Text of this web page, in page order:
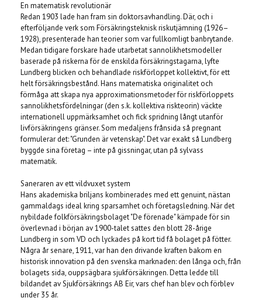
En matematisk revolutionär
Redan 1903 lade han fram sin doktorsavhandling. Där, och i
efterföljande verk som Försäkringsteknisk riskutjämning (1926–
1928), presenterade han teorier som var fullkomligt banbrytande.
Medan tidigare forskare hade utarbetat sannolikhetsmodeller
baserade på riskerna för de enskilda försäkringstagarna, lyfte
Lundberg blicken och behandlade riskförloppet kollektivt, för ett
helt försäkringsbestånd. Hans matematiska originalitet och
förmåga att skapa nya approximationsmetoder för riskförloppets
sannolikhetsfördelningar (den s.k. kollektiva riskteorin) väckte
internationell uppmärksamhet och fick spridning långt utanför
livförsäkringens gränser. Som medaljens frånsida så pregnant
formulerar det: "Grunden är vetenskap". Det var exakt så Lundberg
byggde sina företag – inte på gissningar, utan på sylvass
matematik.
Saneraren av ett vildvuxet system
Hans akademiska briljans kombinerades med ett genuint, nästan
gammaldags ideal kring sparsamhet och företagsledning. När det
nybildade folkförsäkringsbolaget "De förenade" kämpade för sin
överlevnad i början av 1900-talet sattes den blott 28-årige
Lundberg in som VD och lyckades på kort tid få bolaget på fötter.
Några år senare, 1911, var han den drivande kraften bakom en
historisk innovation på den svenska marknaden: den långa och, från
bolagets sida, ouppsägbara sjukförsäkringen. Detta ledde till
bildandet av Sjukförsäkrings AB Eir, vars chef han blev och förblev
under 35 år.